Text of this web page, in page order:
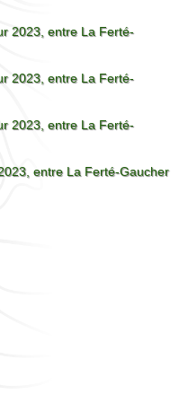
2023, entre La Ferté-
2023, entre La Ferté-
2023, entre La Ferté-
entre La Ferté-Gaucher